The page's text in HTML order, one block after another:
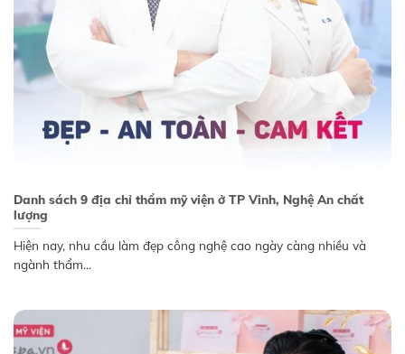
Danh sách 9 địa chỉ thẩm mỹ viện ở TP Vinh, Nghệ An chất
lượng
Hiện nay, nhu cầu làm đẹp công nghệ cao ngày càng nhiều và
ngành thẩm...